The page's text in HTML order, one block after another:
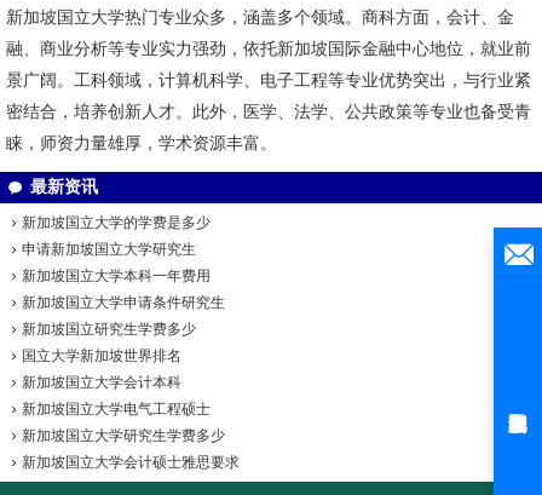
新加坡国立大学热门专业众多，涵盖多个领域。商科方面，会计、金
融、商业分析等专业实力强劲，依托新加坡国际金融中心地位，就业前
景广阔。工科领域，计算机科学、电子工程等专业优势突出，与行业紧
密结合，培养创新人才。此外，医学、法学、公共政策等专业也备受青
睐，师资力量雄厚，学术资源丰富。
最新资讯
新加坡国立大学的学费是多少
申请新加坡国立大学研究生
新加坡国立大学本科一年费用
新加坡国立大学申请条件研究生
新加坡国立研究生学费多少
国立大学新加坡世界排名
新加坡国立大学会计本科
新加坡国立大学电气工程硕士
新加坡国立大学研究生学费多少
新加坡国立大学会计硕士雅思要求